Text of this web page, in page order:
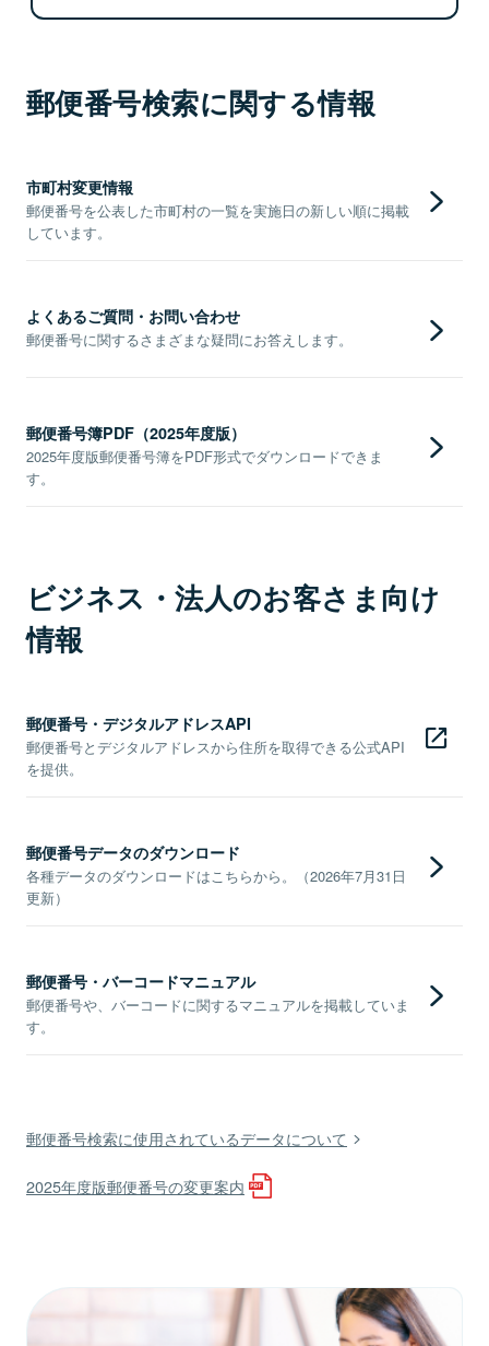
郵便番号検索に関する情報
市町村変更情報
郵便番号を公表した市町村の一覧を実施日の新しい順に掲載
しています。
よくあるご質問・お問い合わせ
郵便番号に関するさまざまな疑問にお答えします。
郵便番号簿PDF（2025年度版）
2025年度版郵便番号簿をPDF形式でダウンロードできま
す。
ビジネス・法人のお客さま向け
情報
郵便番号・デジタルアドレスAPI
郵便番号とデジタルアドレスから住所を取得できる公式API
を提供。
郵便番号データのダウンロード
各種データのダウンロードはこちらから。（2026年7月31日
更新）
郵便番号・バーコードマニュアル
郵便番号や、バーコードに関するマニュアルを掲載していま
す。
郵便番号検索に使用されているデータについて
2025年度版郵便番号の変更案内